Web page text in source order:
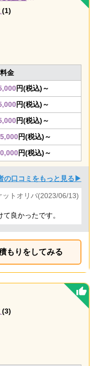
(1)
金
円(税込)～
円(税込)～
円(税込)～
円(税込)～
円(税込)～
の口コミをもっと見る▶
ットオリバ(2023/06/13)
良かったです。
もりをしてみる
(3)